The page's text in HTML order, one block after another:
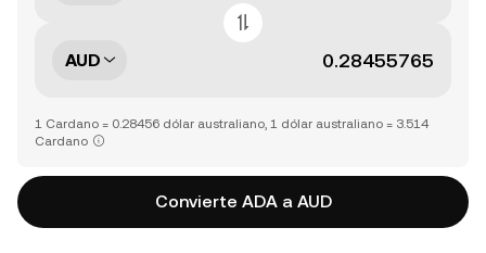
AUD
1 Cardano = 0.28456 dólar australiano, 1 dólar australiano = 3.514
Cardano
Convierte ADA a AUD